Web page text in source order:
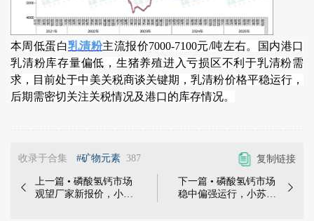
本周低蛋白乳清粉主流报价7000-7100元/吨左右。国内港口
乳清粉库存量偏低，生猪养殖进入亏损区不利于乳清粉需
求，目前处于中美关税商谈关键期，乳清粉价格平稳运行，
后期需密切关注关税情况及港口的库存情况。
收录于合集 #矿物元素 387 复制链接

上一篇 • 磷酸氢钙市场
观望厂家新报价，小苏
下一篇 • 磷酸氢钙市场
稳中偏强运行，小苏打
